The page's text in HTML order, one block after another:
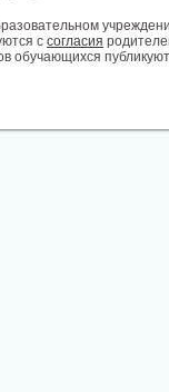
с согласия
обучающихся